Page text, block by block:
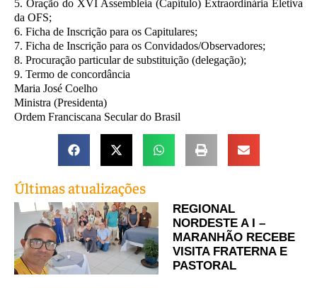
5. Oração do XVI Assembleia (Capítulo) Extraordinária Eletiva
da OFS;
6. Ficha de Inscrição para os Capitulares;
7. Ficha de Inscrição para os Convidados/Observadores;
8. Procuração particular de substituição (delegação);
9. Termo de concordância
Maria José Coelho
Ministra (Presidenta)
Ordem Franciscana Secular do Brasil
Últimas atualizações
REGIONAL
NORDESTE A I –
MARANHÃO RECEBE
VISITA FRATERNA E
PASTORAL